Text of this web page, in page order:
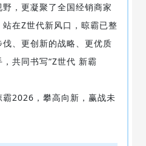
，更凝聚了全国经销商家
在Z世代新风口，晾霸已整
、更创新的战略、更优质
共同书写“Z世代 新霸
2026，攀高向新，赢战未